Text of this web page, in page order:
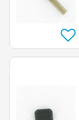
Op=Op